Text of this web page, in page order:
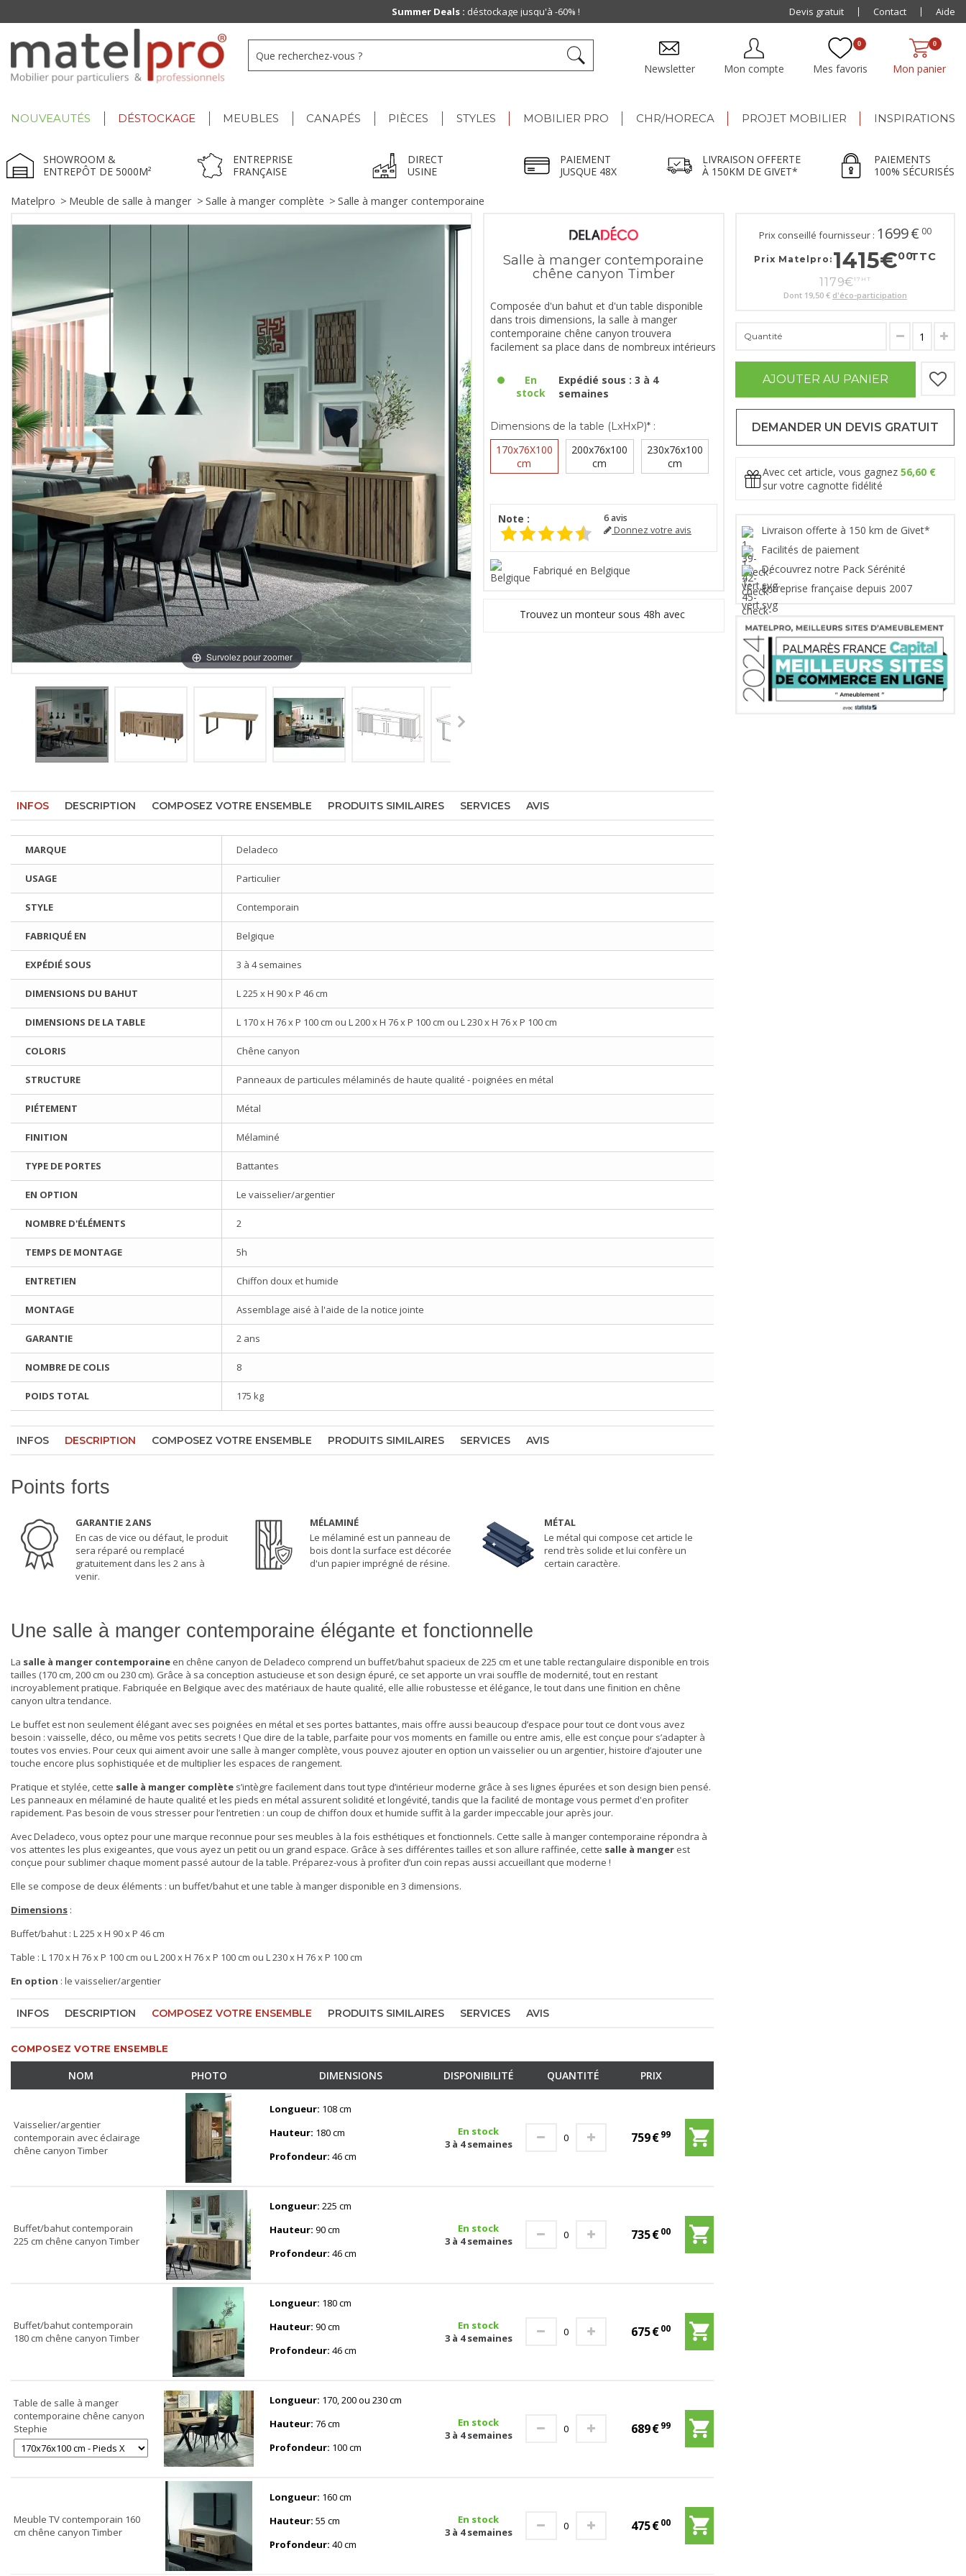
Mon panier
0
Mes favoris
0
Mon compte
Newsletter
NOUVEAUTÉS DÉSTOCKAGE MEUBLES CANAPÉS PIÈCES STYLES MOBILIER PRO CHR/HORECA PROJET MOBILIER INSPIRATIONS
SHOWROOM &
ENTREPÔT DE 5000M²
ENTREPRISE
FRANÇAISE
DIRECT
USINE
PAIEMENT
JUSQUE 48X
LIVRAISON OFFERTE
À 150KM DE GIVET*
PAIEMENTS
100% SÉCURISÉS
Matelpro > Meuble de salle à manger > Salle à manger complète > Salle à manger contemporaine
Survolez pour zoomer
Salle à manger contemporaine
chêne canyon Timber
Composée d'un bahut et d'un table disponible
dans trois dimensions, la salle à manger
contemporaine chêne canyon trouvera
facilement sa place dans de nombreux intérieurs
En
stock
Expédié sous : 3 à 4
semaines
Dimensions de la table (LxHxP)* :
170x76X100
cm
200x76x100
cm
230x76x100
cm
Note : 6avis
Donnez votre avis
Fabriqué en Belgique
Trouvez un monteur sous 48h avec
INFOS DESCRIPTION COMPOSEZ VOTRE ENSEMBLE PRODUITS SIMILAIRES SERVICES AVIS
MARQUE Deladeco
USAGE Particulier
STYLE Contemporain
FABRIQUÉ EN Belgique
EXPÉDIÉ SOUS 3 à 4 semaines
DIMENSIONS DU BAHUT L 225 x H 90 x P 46 cm
DIMENSIONS DE LA TABLE L 170 x H 76 x P 100 cm ou L 200 x H 76 x P 100 cm ou L 230 x H 76 x P 100 cm
COLORIS Chêne canyon
STRUCTURE Panneaux de particules mélaminés de haute qualité - poignées en métal
PIÉTEMENT Métal
FINITION Mélaminé
TYPE DE PORTES Battantes
EN OPTION Le vaisselier/argentier
NOMBRE D'ÉLÉMENTS 2
TEMPS DE MONTAGE 5h
ENTRETIEN Chiffon doux et humide
MONTAGE Assemblage aisé à l'aide de la notice jointe
GARANTIE 2 ans
NOMBRE DE COLIS 8
POIDS TOTAL 175 kg
INFOS DESCRIPTION COMPOSEZ VOTRE ENSEMBLE PRODUITS SIMILAIRES SERVICES AVIS
Points forts
GARANTIE 2 ANS
En cas de vice ou défaut, le produit
sera réparé ou remplacé
gratuitement dans les 2 ans à
venir.
MÉLAMINÉ
Le mélaminé est un panneau de
bois dont la surface est décorée
d'un papier imprégné de résine.
MÉTAL
Le métal qui compose cet article le
rend très solide et lui confère un
certain caractère.
Une salle à manger contemporaine élégante et fonctionnelle
La salle à manger contemporaine en chêne canyon de Deladeco comprend un buffet/bahut spacieux de 225 cm et une table rectangulaire disponible en trois
tailles (170 cm, 200 cm ou 230 cm). Grâce à sa conception astucieuse et son design épuré, ce set apporte un vrai souffle de modernité, tout en restant
incroyablement pratique. Fabriquée en Belgique avec des matériaux de haute qualité, elle allie robustesse et élégance, le tout dans une finition en chêne
canyon ultra tendance.
Le buffet est non seulement élégant avec ses poignées en métal et ses portes battantes, mais offre aussi beaucoup d’espace pour tout ce dont vous avez
besoin : vaisselle, déco, ou même vos petits secrets ! Que dire de la table, parfaite pour vos moments en famille ou entre amis, elle est conçue pour s’adapter à
toutes vos envies. Pour ceux qui aiment avoir une salle à manger complète, vous pouvez ajouter en option un vaisselier ou un argentier, histoire d’ajouter une
touche encore plus sophistiquée et de multiplier les espaces de rangement.
Pratique et stylée, cette salle à manger complète s’intègre facilement dans tout type d’intérieur moderne grâce à ses lignes épurées et son design bien pensé.
Les panneaux en mélaminé de haute qualité et les pieds en métal assurent solidité et longévité, tandis que la facilité de montage vous permet d'en profiter
rapidement. Pas besoin de vous stresser pour l’entretien : un coup de chiffon doux et humide suffit à la garder impeccable jour après jour.
Avec Deladeco, vous optez pour une marque reconnue pour ses meubles à la fois esthétiques et fonctionnels. Cette salle à manger contemporaine répondra à
vos attentes les plus exigeantes, que vous ayez un petit ou un grand espace. Grâce à ses différentes tailles et son allure raffinée, cette salle à manger est
conçue pour sublimer chaque moment passé autour de la table. Préparez-vous à profiter d’un coin repas aussi accueillant que moderne !
Elle se compose de deux éléments : un buffet/bahut et une table à manger disponible en 3 dimensions.
Dimensions :
Buffet/bahut : L 225 x H 90 x P 46 cm
Table : L 170 x H 76 x P 100 cm ou L 200 x H 76 x P 100 cm ou L 230 x H 76 x P 100 cm
En option : le vaisselier/argentier
INFOS DESCRIPTION COMPOSEZ VOTRE ENSEMBLE PRODUITS SIMILAIRES SERVICES AVIS
COMPOSEZ VOTRE ENSEMBLE
NOM PHOTO DIMENSIONS DISPONIBILITÉ QUANTITÉ PRIX
Vaisselier/argentier
contemporain avec éclairage
chêne canyon Timber
Longueur: 108 cm
Hauteur: 180 cm
Profondeur: 46 cm
En stock
3 à 4 semaines
759€99
Buffet/bahut contemporain
225 cm chêne canyon Timber
Longueur: 225 cm
Hauteur: 90 cm
Profondeur: 46 cm
En stock
3 à 4 semaines
735€00
Buffet/bahut contemporain
180 cm chêne canyon Timber
Longueur: 180 cm
Hauteur: 90 cm
Profondeur: 46 cm
En stock
3 à 4 semaines
675€00
Table de salle à manger
contemporaine chêne canyon
Stephie
Longueur: 170, 200 ou 230 cm
Hauteur: 76 cm
Profondeur: 100 cm
En stock
3 à 4 semaines
689€99
Meuble TV contemporain 160
cm chêne canyon Timber
Longueur: 160 cm
Hauteur: 55 cm
Profondeur: 40 cm
En stock
3 à 4 semaines
475€00
Prix conseillé fournisseur : 1699€ 00
Prix Matelpro: 1415€00TTC
1179€17 HT
Dont 19,50 € d'éco-participation
Quantité
AJOUTER AU PANIER
DEMANDER UN DEVIS GRATUIT
Avec cet article, vous gagnez 56,60 €
sur votre cagnotte fidélité
Livraison offerte à 150 km de Givet*
Facilités de paiement
Découvrez notre Pack Sérénité
Entreprise française depuis 2007
Summer Deals : déstockage jusqu'à -60% ! Paiement jusqu'à48x
Devis gratuit Contact Aide